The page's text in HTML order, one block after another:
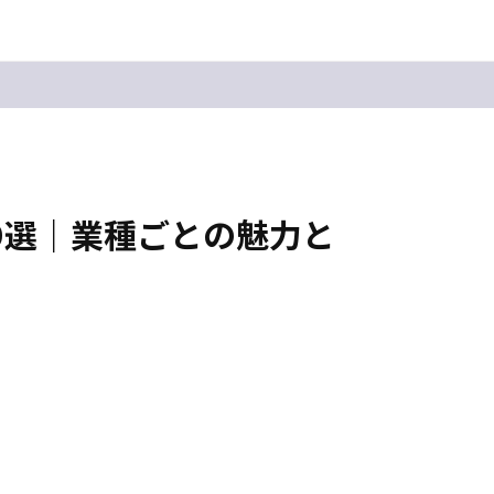
｜業種ごとの魅力と